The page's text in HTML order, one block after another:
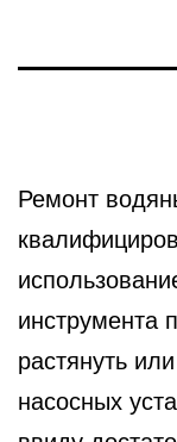
Ремонт
инструмента
растянуть
насосных